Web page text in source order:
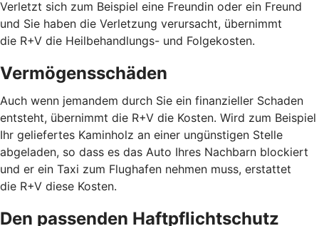
Verletzt sich zum Beispiel eine Freundin oder ein Freund
und Sie haben die Verletzung verursacht, übernimmt
die R+V die Heilbehandlungs- und Folgekosten.
Vermögensschäden
Auch wenn jemandem durch Sie ein finanzieller Schaden
entsteht, übernimmt die R+V die Kosten. Wird zum Beispiel
Ihr geliefertes Kaminholz an einer ungünstigen Stelle
abgeladen, so dass es das Auto Ihres Nachbarn blockiert
und er ein Taxi zum Flughafen nehmen muss, erstattet
die R+V diese Kosten.
Den passenden Haftpflichtschutz